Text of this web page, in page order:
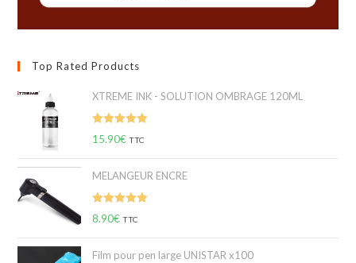
Top Rated Products
XTREME INK - SOLUTION OMBRAGE 120ML
Note5.00
15.90€ TTC
MELANGEUR ENCRE
Note5.00
8.90€ TTC
Film pour pen large UNISTAR x100